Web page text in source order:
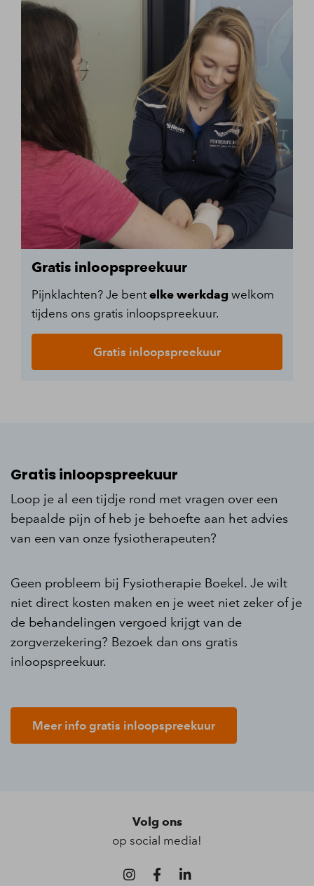
Gratis inloopspreekuur
Pijnklachten? Je bent elke werkdag welkom
tijdens ons gratis inloopspreekuur.
Gratis inloopspreekuur
Gratis inloopspreekuur
Loop je al een tijdje rond met vragen over een
bepaalde pijn of heb je behoefte aan het advies
van een van onze fysiotherapeuten?
Geen probleem bij Fysiotherapie Boekel. Je wilt
niet direct kosten maken en je weet niet zeker of je
de behandelingen vergoed krijgt van de
zorgverzekering? Bezoek dan ons gratis
inloopspreekuur.
Meer info gratis inloopspreekuur
Volg ons
op social media!